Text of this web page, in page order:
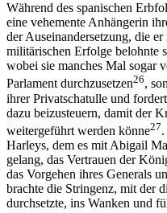
Während des spanischen
eine vehemente Anhängerin
der Auseinandersetzung, die
militärischen Erfolge belohnte
wobei sie manches Mal sogar
Parlament durchzusetzen26,
ihrer Privatschatulle und
dazu beizusteuern, damit der
weitergeführt werden könne27
Harleys, dem es mit Abigail
gelang, das Vertrauen der
das Vorgehen ihres Generals
brachte die Stringenz, mit der
durchsetzte, ins Wanken und